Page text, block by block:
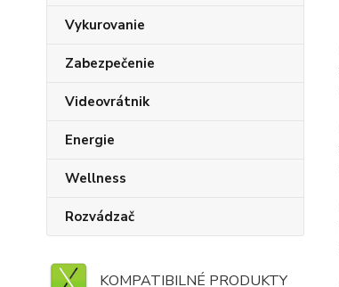
Vykurovanie
Zabezpečenie
Videovrátnik
Energie
Wellness
Rozvádzač
KOMPATIBILNÉ PRODUKTY